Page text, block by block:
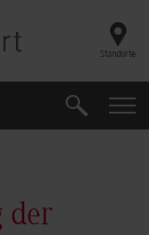
Standorte
Suche
der